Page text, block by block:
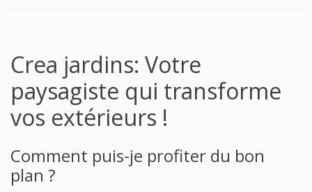
Crea jardins: Votre
paysagiste qui transforme
vos extérieurs !
Comment puis-je profiter du bon
plan ?